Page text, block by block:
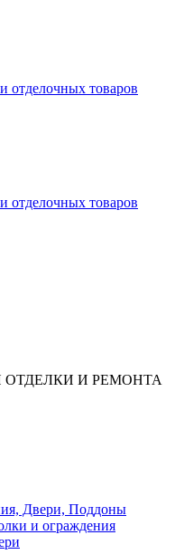
ОТДЕЛКИ И РЕМОНТА
Двери, Поддоны
и ограждения